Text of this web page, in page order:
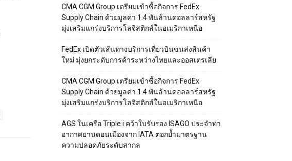
CMA CGM Group เตรียมเข้าซื้อกิจการ FedEx
Supply Chain ด้วยมูลค่า 1.4 พันล้านดอลลาร์สหรัฐ
มุ่งเสริมแกร่งบริการโลจิสติกส์ในอเมริกาเหนือ
FedEx เปิดตัวเส้นทางบริการเที่ยวบินขนส่งสินค้า
ใหม่ มุ่งยกระดับการค้าระหว่างไทยและออสเตรเลีย
CMA CGM Group เตรียมเข้าซื้อกิจการ FedEx
Supply Chain ด้วยมูลค่า 1.4 พันล้านดอลลาร์สหรัฐ
มุ่งเสริมแกร่งบริการโลจิสติกส์ในอเมริกาเหนือ
AGS ในเครือ Triple i คว้าใบรับรอง ISAGO ประจำท่า
อากาศยานดอนเมืองจาก IATA ตอกย้ำมาตรฐาน
ความปลอดภัยระดับสากล